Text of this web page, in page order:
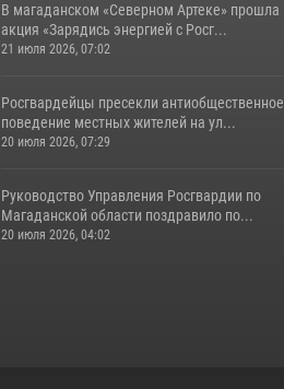
В магаданском «Северном Артеке» прошла
акция «Зарядись энергией с Росг...
21 июля 2026, 07:02
Росгвардейцы пресекли антиобщественное
поведение местных жителей на ул...
20 июля 2026, 07:29
Руководство Управления Росгвардии по
Магаданской области поздравило по...
20 июля 2026, 04:02